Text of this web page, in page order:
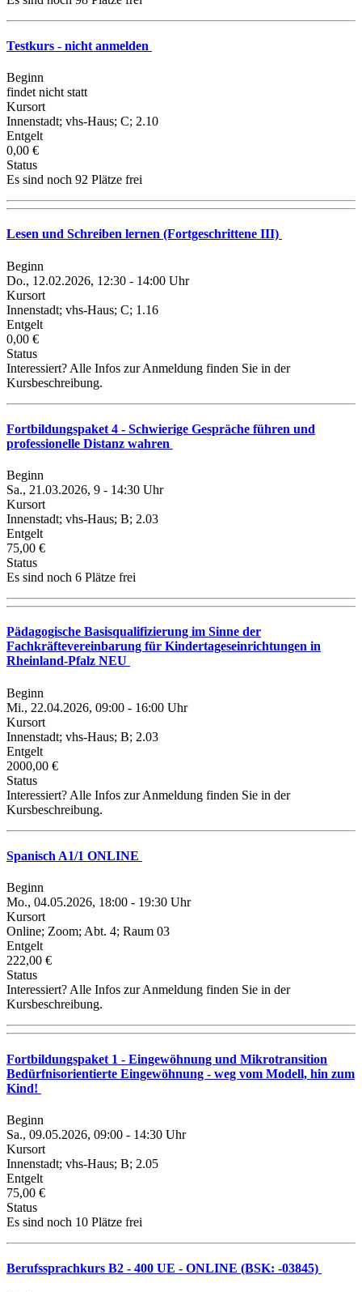
Testkurs - nicht anmelden
Beginn
findet nicht statt
Kursort
Innenstadt; vhs-Haus; C; 2.10
Entgelt
0,00 €
Status
Es sind noch 92 Plätze frei
Lesen und Schreiben lernen (Fortgeschrittene III)
Beginn
Do., 12.02.2026, 12:30 - 14:00 Uhr
Kursort
Innenstadt; vhs-Haus; C; 1.16
Entgelt
0,00 €
Status
Interessiert? Alle Infos zur Anmeldung finden Sie in der
Kursbeschreibung.
Fortbildungspaket 4 - Schwierige Gespräche führen und
professionelle Distanz wahren
Beginn
Sa., 21.03.2026, 9 - 14:30 Uhr
Kursort
Innenstadt; vhs-Haus; B; 2.03
Entgelt
75,00 €
Status
Es sind noch 6 Plätze frei
Pädagogische Basisqualifizierung im Sinne der
Fachkräftevereinbarung für Kindertageseinrichtungen in
Rheinland-Pfalz NEU
Beginn
Mi., 22.04.2026, 09:00 - 16:00 Uhr
Kursort
Innenstadt; vhs-Haus; B; 2.03
Entgelt
2000,00 €
Status
Interessiert? Alle Infos zur Anmeldung finden Sie in der
Kursbeschreibung.
Spanisch A1/1 ONLINE
Beginn
Mo., 04.05.2026, 18:00 - 19:30 Uhr
Kursort
Online; Zoom; Abt. 4; Raum 03
Entgelt
222,00 €
Status
Interessiert? Alle Infos zur Anmeldung finden Sie in der
Kursbeschreibung.
Fortbildungspaket 1 - Eingewöhnung und Mikrotransition
Bedürfnisorientierte Eingewöhnung - weg vom Modell, hin zum
Kind!
Beginn
Sa., 09.05.2026, 09:00 - 14:30 Uhr
Kursort
Innenstadt; vhs-Haus; B; 2.05
Entgelt
75,00 €
Status
Es sind noch 10 Plätze frei
Berufssprachkurs B2 - 400 UE - ONLINE (BSK: -03845)